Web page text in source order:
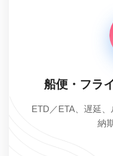
船便・フラ
ETD／ETA、遅延
納